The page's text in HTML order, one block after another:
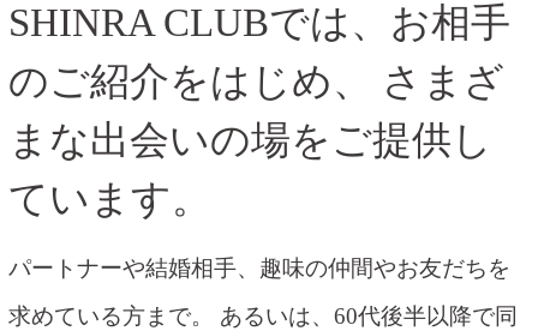
SHINRA CLUBでは、お相手
のご紹介をはじめ、
さまざ
まな出会いの場をご提供し
ています。
パートナーや結婚相手、趣味の仲間やお友だちを
求めている方まで。
あるいは、60代後半以降で同